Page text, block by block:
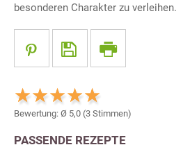
besonderen Charakter zu verleihen.
Bewertung: Ø 5,0 (3 Stimmen)
PASSENDE REZEPTE